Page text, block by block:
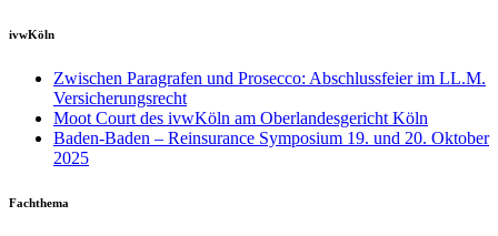
ivwKöln
Zwischen Paragrafen und Prosecco: Abschlussfeier im LL.M.
Versicherungsrecht
Moot Court des ivwKöln am Oberlandesgericht Köln
Baden-Baden – Reinsurance Symposium 19. und 20. Oktober
2025
Fachthema